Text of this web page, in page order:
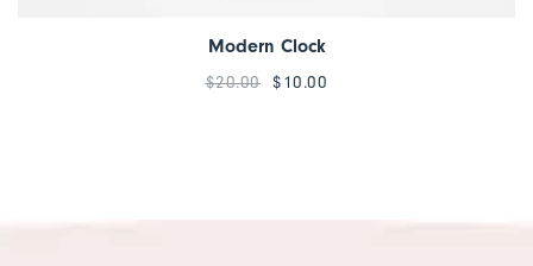
Modern Clock
$20.00 $10.00